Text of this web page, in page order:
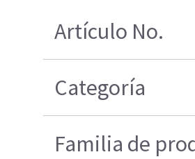
Artículo No.
Categoría
Familia de